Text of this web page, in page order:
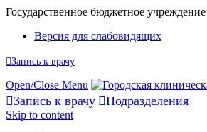
Государственное бюджетное
Версия для слабовидящих
Запись к врачу
Open/Close Menu
Запись к врачу Подразделения
Skip to content